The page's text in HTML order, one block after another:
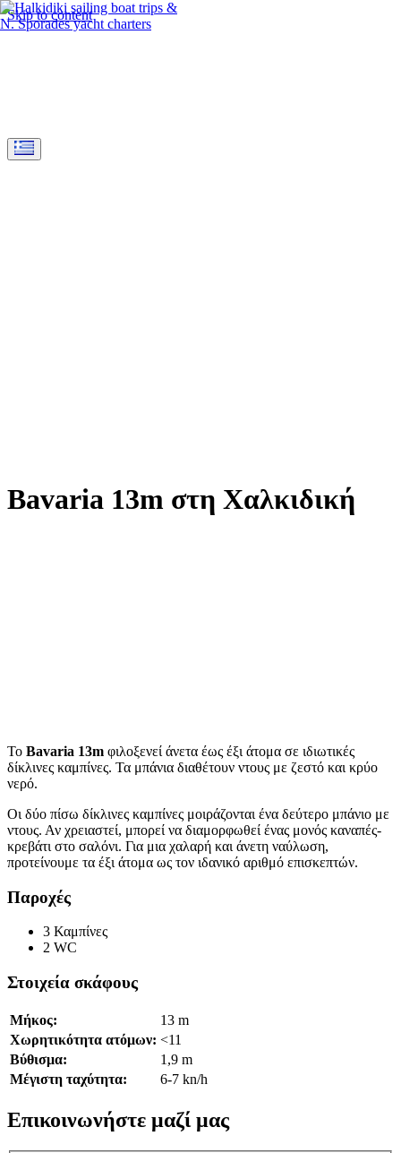
Skip to content
Bavaria 13m στη Χαλκιδική
Το Bavaria 13m φιλοξενεί άνετα έως έξι άτομα σε ιδιωτικές
δίκλινες καμπίνες. Τα μπάνια διαθέτουν ντους με ζεστό και κρύο
νερό.
Οι δύο πίσω δίκλινες καμπίνες μοιράζονται ένα δεύτερο μπάνιο με
ντους. Αν χρειαστεί, μπορεί να διαμορφωθεί ένας μονός καναπές-
κρεβάτι στο σαλόνι. Για μια χαλαρή και άνετη ναύλωση,
προτείνουμε τα έξι άτομα ως τον ιδανικό αριθμό επισκεπτών.
Παροχές
3 Καμπίνες
2 WC
Στοιχεία σκάφους
Μήκος:
13 m
Χωρητικότητα ατόμων: <11
Βύθισμα:
1,9 m
Μέγιστη ταχύτητα:
6-7 kn/h
Επικοινωνήστε μαζί μας